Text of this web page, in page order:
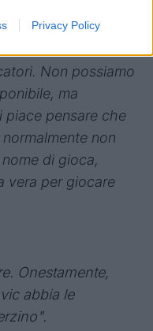
Privacy Policy
Non possiamo
ma
piace pensare che
non
di gioca,
vera per giocare
Onestamente,
abbia le